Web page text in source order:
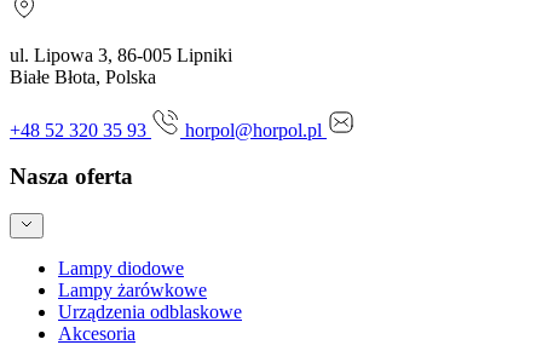
ul. Lipowa 3, 86-005 Lipniki
Białe Błota, Polska
+48 52 320 35 93 horpol@horpol.pl
Nasza oferta
Lampy diodowe
Lampy żarówkowe
Urządzenia odblaskowe
Akcesoria